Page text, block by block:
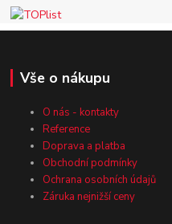
Vše o nákupu
O nás - kontakty
Reference
Doprava a platba
Obchodní podmínky
Ochrana osobních údajů
Záruka nejnižší ceny